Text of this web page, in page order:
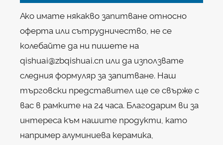
Ако имате някакво запитване относно
оферта или сътрудничество, не се
колебайте да ни пишете на
qishuai@zbqishuai.cn или да използвате
следния формуляр за запитване. Наш
търговски представител ще се свърже с
вас в рамките на 24 часа. Благодарим ви за
интереса към нашите продукти, като
например алуминиева керамика,